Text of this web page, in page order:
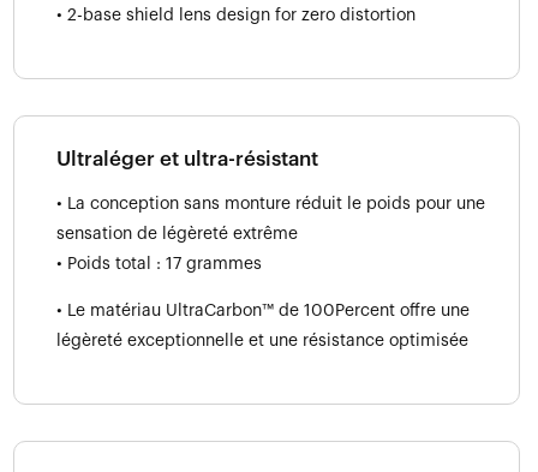
• 2-base shield lens design for zero distortion
Ultraléger et ultra-résistant
• La conception sans monture réduit le poids pour une
sensation de légèreté extrême
• Poids total : 17 grammes
• Le matériau UltraCarbon™ de 100Percent offre une
légèreté exceptionnelle et une résistance optimisée